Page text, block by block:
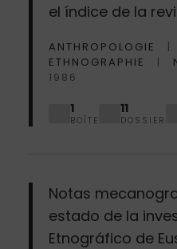
el índice de la
ANTHROPOLOGIE
ETHNOGRAPHIE
1986
1
BOÎTE
11
DOSSIER
Notas
estado de la
Etnográfico de